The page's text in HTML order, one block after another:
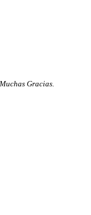
Gracias.